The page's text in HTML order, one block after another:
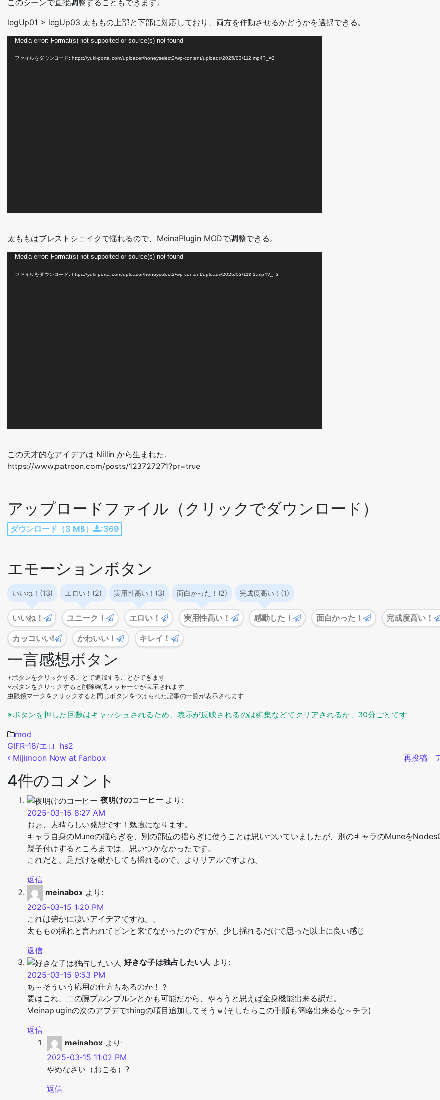
このシーンで直接調整することもできます。
legUp01 > legUp03 太ももの上部と下部に対応しており、両方を作動させるかどうかを選択できる。
Media error: Format(s) not supported or source(s) not found
ファイルをダウンロード: https://yuki-portal.com/uploader/honeyselect2/wp-content/uploads/2025/03/112.mp4?_=2
太ももはブレストシェイクで揺れるので、MeinaPlugin MODで調整できる。
Media error: Format(s) not supported or source(s) not found
ファイルをダウンロード: https://yuki-portal.com/uploader/honeyselect2/wp-content/uploads/2025/03/113-1.mp4?_=3
この天才的なアイデアは Nillin から生まれた。
https://www.patreon.com/posts/123727271?pr=true
アップロードファイル（クリックでダウンロード）
ダウンロード（3 MB） :369
エモーションボタン
いいね！(13) エロい！(2) 実用性高い！(3) 面白かった！(2) 完成度高い！(1)
いいね！ ユニーク！ エロい！ 実用性高い！ 感動した！ 面白かった！ 完成度高い！
カッコいい! かわいい！ キレイ！
一言感想ボタン
+ボタンをクリックすることで追加することができます
×ボタンをクリックすると削除確認メッセージが表示されます
虫眼鏡マークをクリックすると同じボタンをつけられた記事の一覧が表示されます
※ボタンを押した回数はキャッシュされるため、表示が反映されるのは編集などでクリアされるか、30分ごとです
mod
GIFR-18/エロ hs2
投稿ナビゲーション
Mijimoon Now at Fanbox 再投稿
4件のコメント
夜明けのコーヒー より:
2025-03-15 8:27 AM
おぉ、素晴らしい発想です！勉強になります。
キャラ自身のMuneの揺らぎを、別の部位の揺らぎに使うことは思いついていましたが、別のキャラのMuneを
親子付けするところまでは、思いつかなかったです。
これだと、足だけを動かしても揺れるので、よりリアルですよね。
返信
meinabox より:
2025-03-15 1:20 PM
これは確かに凄いアイデアですね。。
太ももの揺れと言われてピンと来てなかったのですが、少し揺れるだけで思った以上に良い感じ
返信
好きな子は独占したい人 より:
2025-03-15 9:53 PM
あ～そういう応用の仕方もあるのか！？
要はこれ、二の腕プルンプルンとかも可能だから、やろうと思えば全身機能出来る訳だ。
Meinapluginの次のアプデでthingの項目追加してそうｗ(そしたらこの手順も簡略出来るな～チラ)
返信
meinabox より:
2025-03-15 11:02 PM
やめなさい（おこる）?
返信